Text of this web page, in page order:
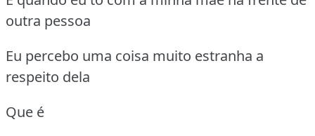
outra pessoa
Eu percebo uma coisa muito estranha a
respeito dela
Que é